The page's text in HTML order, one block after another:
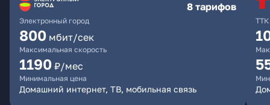
Электронный город
8 тарифов
800 мбит/сек
Максимальная скорость
1190 ₽/мес
Минимальная цена
Домашний интернет, ТВ, мобильная связь
ТТК